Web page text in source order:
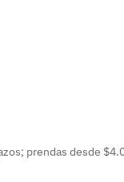
prendas desde